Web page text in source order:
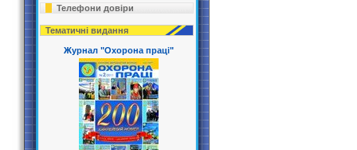
Телефони довіри
Тематичні видання
Журнал "Охорона праці"